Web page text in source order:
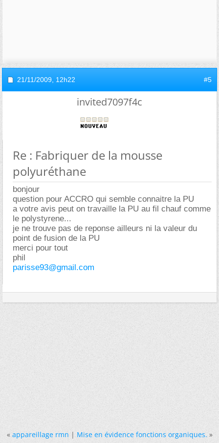
21/11/2009, 12h22 #5
invited7097f4c
Re : Fabriquer de la mousse
polyuréthane
bonjour
question pour ACCRO qui semble connaitre la PU
a votre avis peut on travaille la PU au fil chauf comme
le polystyrene...
je ne trouve pas de reponse ailleurs ni la valeur du
point de fusion de la PU
merci pour tout
phil
parisse93@gmail.com
« appareillage rmn|Mise en évidence fonctions organiques. »